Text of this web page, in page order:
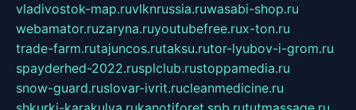
vladivostok-map.ruvlknrussia.ruwasabi-shop.ru
webamator.ruzaryna.ruyoutubefree.rux-ton.ru
trade-farm.rutajuncos.rutaksu.rutor-lyubov-i-grom.ru
spayderhed-2022.rusplclub.rustoppamedia.ru
snow-guard.ruslovar-ivrit.rucleanmedicine.ru